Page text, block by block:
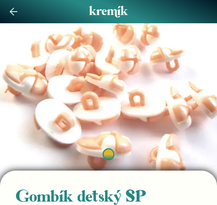
Gombík detský SP